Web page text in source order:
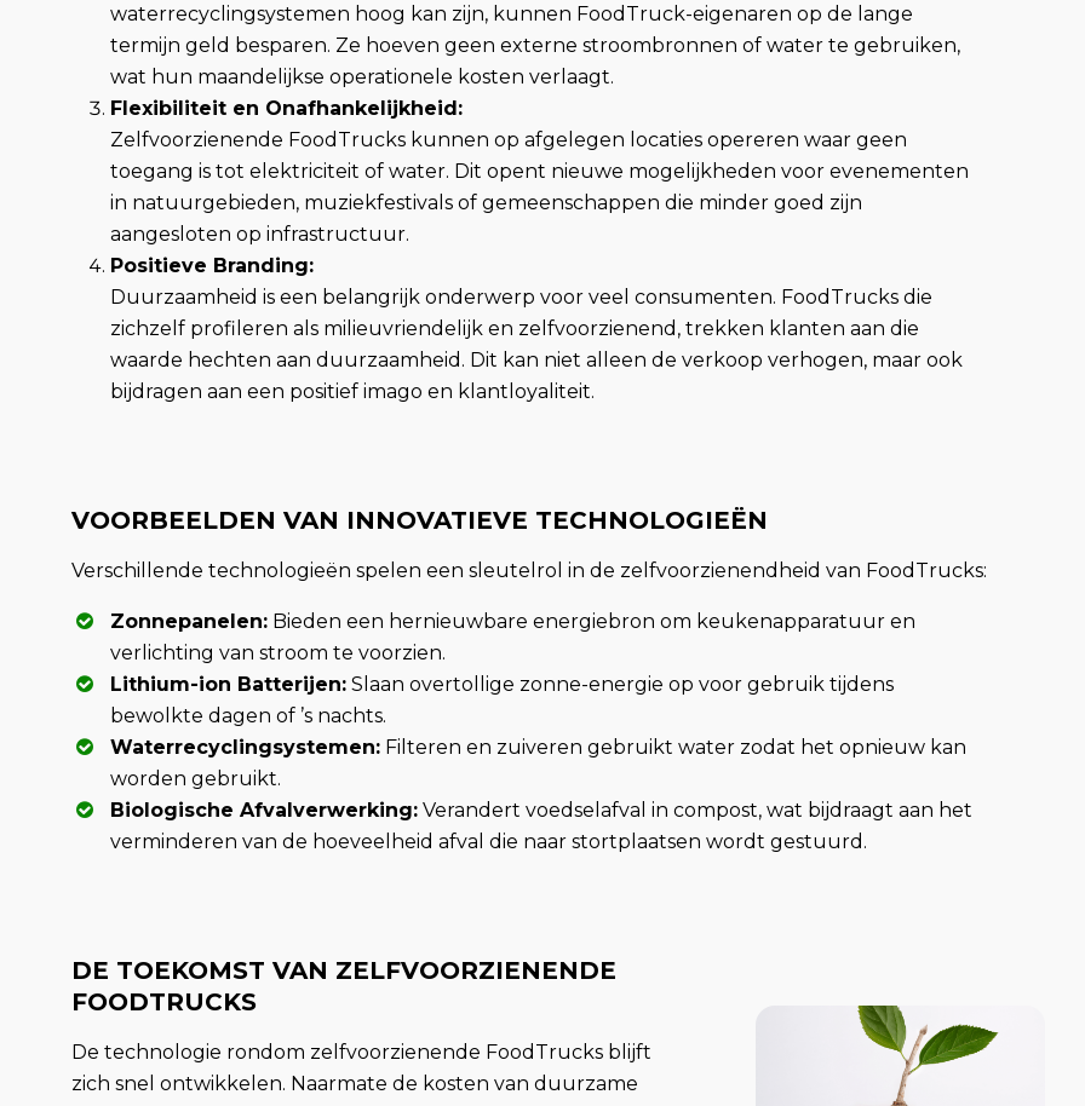
waterrecyclingsystemen hoog kan zijn, kunnen FoodTruck-eigenaren op de lange
termijn geld besparen. Ze hoeven geen externe stroombronnen of water te gebruiken,
wat hun maandelijkse operationele kosten verlaagt.
Flexibiliteit en Onafhankelijkheid:
Zelfvoorzienende FoodTrucks kunnen op afgelegen locaties opereren waar geen
toegang is tot elektriciteit of water. Dit opent nieuwe mogelijkheden voor evenementen
in natuurgebieden, muziekfestivals of gemeenschappen die minder goed zijn
aangesloten op infrastructuur.
Positieve Branding:
Duurzaamheid is een belangrijk onderwerp voor veel consumenten. FoodTrucks die
zichzelf profileren als milieuvriendelijk en zelfvoorzienend, trekken klanten aan die
waarde hechten aan duurzaamheid. Dit kan niet alleen de verkoop verhogen, maar ook
bijdragen aan een positief imago en klantloyaliteit.
VOORBEELDEN VAN INNOVATIEVE TECHNOLOGIEËN
Verschillende technologieën spelen een sleutelrol in de zelfvoorzienendheid van FoodTrucks:
Zonnepanelen: Bieden een hernieuwbare energiebron om keukenapparatuur en
verlichting van stroom te voorzien.
Lithium-ion Batterijen: Slaan overtollige zonne-energie op voor gebruik tijdens
bewolkte dagen of ’s nachts.
Waterrecyclingsystemen: Filteren en zuiveren gebruikt water zodat het opnieuw kan
worden gebruikt.
Biologische Afvalverwerking: Verandert voedselafval in compost, wat bijdraagt aan het
verminderen van de hoeveelheid afval die naar stortplaatsen wordt gestuurd.
DE TOEKOMST VAN ZELFVOORZIENENDE
FOODTRUCKS
De technologie rondom zelfvoorzienende FoodTrucks blijft
zich snel ontwikkelen. Naarmate de kosten van duurzame